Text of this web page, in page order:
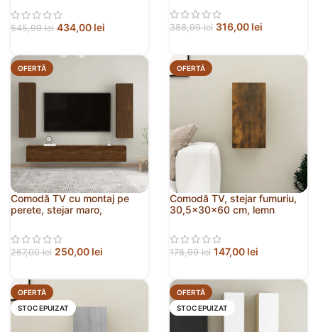
545,99lei 434,00 lei 388,99lei 316,00 lei
OFERTĂ
Comodă TV cu montaj pe
perete, stejar maro,
267,00lei 250,00 lei
OFERTĂ
Comodă TV, stejar fumuriu,
30,5x30x60 cm, lemn
178,99lei 147,00 lei
OFERTĂ
STOC EPUIZAT
OFERTĂ
STOC EPUIZAT